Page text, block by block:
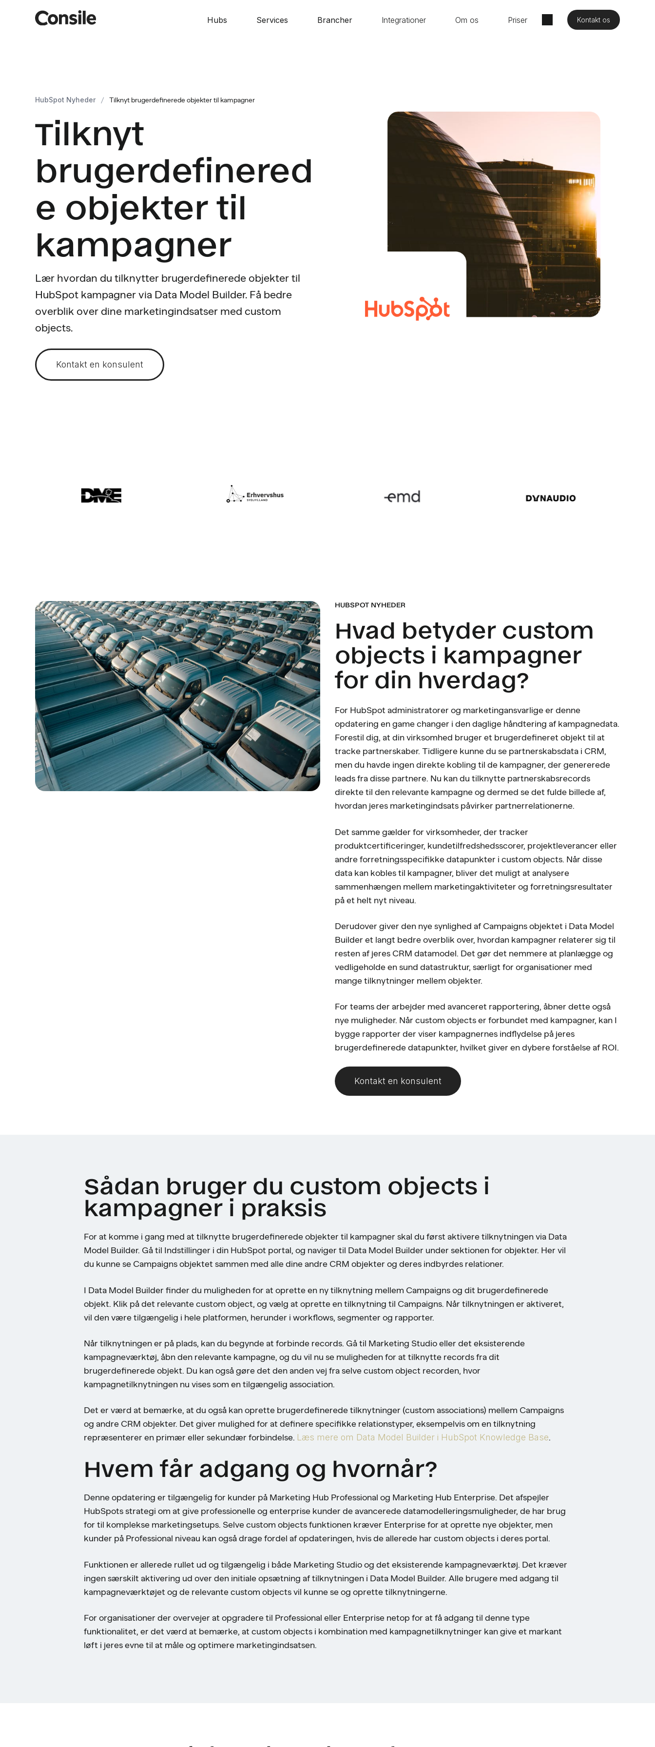
Hubs Services Brancher Integrationer Om os Priser Kontakt os
HubSpot Nyheder / Tilknyt brugerdefinerede objekter til kampagner
Tilknyt
brugerdefinered
e objekter til
kampagner
Lær hvordan du tilknytter brugerdefinerede objekter til
HubSpot kampagner via Data Model Builder. Få bedre
overblik over dine marketingindsatser med custom
objects.
Kontakt en konsulent
HUBSPOT NYHEDER
Hvad betyder custom
objects i kampagner
for din hverdag?
For HubSpot administratorer og marketingansvarlige er denne
opdatering en game changer i den daglige håndtering af kampagnedata.
Forestil dig, at din virksomhed bruger et brugerdefineret objekt til at
tracke partnerskaber. Tidligere kunne du se partnerskabsdata i CRM,
men du havde ingen direkte kobling til de kampagner, der genererede
leads fra disse partnere. Nu kan du tilknytte partnerskabsrecords
direkte til den relevante kampagne og dermed se det fulde billede af,
hvordan jeres marketingindsats påvirker partnerrelationerne.
Det samme gælder for virksomheder, der tracker
produktcertificeringer, kundetilfredshedsscorer, projektleverancer eller
andre forretningsspecifikke datapunkter i custom objects. Når disse
data kan kobles til kampagner, bliver det muligt at analysere
sammenhængen mellem marketingaktiviteter og forretningsresultater
på et helt nyt niveau.
Derudover giver den nye synlighed af Campaigns objektet i Data Model
Builder et langt bedre overblik over, hvordan kampagner relaterer sig til
resten af jeres CRM datamodel. Det gør det nemmere at planlægge og
vedligeholde en sund datastruktur, særligt for organisationer med
mange tilknytninger mellem objekter.
For teams der arbejder med avanceret rapportering, åbner dette også
nye muligheder. Når custom objects er forbundet med kampagner, kan I
bygge rapporter der viser kampagnernes indflydelse på jeres
brugerdefinerede datapunkter, hvilket giver en dybere forståelse af ROI.
Kontakt en konsulent
Sådan bruger du custom objects i
kampagner i praksis
For at komme i gang med at tilknytte brugerdefinerede objekter til kampagner skal du først aktivere tilknytningen via Data
Model Builder. Gå til Indstillinger i din HubSpot portal, og naviger til Data Model Builder under sektionen for objekter. Her vil
du kunne se Campaigns objektet sammen med alle dine andre CRM objekter og deres indbyrdes relationer.
I Data Model Builder finder du muligheden for at oprette en ny tilknytning mellem Campaigns og dit brugerdefinerede
objekt. Klik på det relevante custom object, og vælg at oprette en tilknytning til Campaigns. Når tilknytningen er aktiveret,
vil den være tilgængelig i hele platformen, herunder i workflows, segmenter og rapporter.
Når tilknytningen er på plads, kan du begynde at forbinde records. Gå til Marketing Studio eller det eksisterende
kampagneværktøj, åbn den relevante kampagne, og du vil nu se muligheden for at tilknytte records fra dit
brugerdefinerede objekt. Du kan også gøre det den anden vej fra selve custom object recorden, hvor
kampagnetilknytningen nu vises som en tilgængelig association.
Det er værd at bemærke, at du også kan oprette brugerdefinerede tilknytninger (custom associations) mellem Campaigns
og andre CRM objekter. Det giver mulighed for at definere specifikke relationstyper, eksempelvis om en tilknytning
repræsenterer en primær eller sekundær forbindelse. Læs mere om Data Model Builder i HubSpot Knowledge Base.
Hvem får adgang og hvornår?
Denne opdatering er tilgængelig for kunder på Marketing Hub Professional og Marketing Hub Enterprise. Det afspejler
HubSpots strategi om at give professionelle og enterprise kunder de avancerede datamodelleringsmuligheder, de har brug
for til komplekse marketingsetups. Selve custom objects funktionen kræver Enterprise for at oprette nye objekter, men
kunder på Professional niveau kan også drage fordel af opdateringen, hvis de allerede har custom objects i deres portal.
Funktionen er allerede rullet ud og tilgængelig i både Marketing Studio og det eksisterende kampagneværktøj. Det kræver
ingen særskilt aktivering ud over den initiale opsætning af tilknytningen i Data Model Builder. Alle brugere med adgang til
kampagneværktøjet og de relevante custom objects vil kunne se og oprette tilknytningerne.
For organisationer der overvejer at opgradere til Professional eller Enterprise netop for at få adgang til denne type
funktionalitet, er det værd at bemærke, at custom objects i kombination med kampagnetilknytninger kan give et markant
løft i jeres evne til at måle og optimere marketingindsatsen.